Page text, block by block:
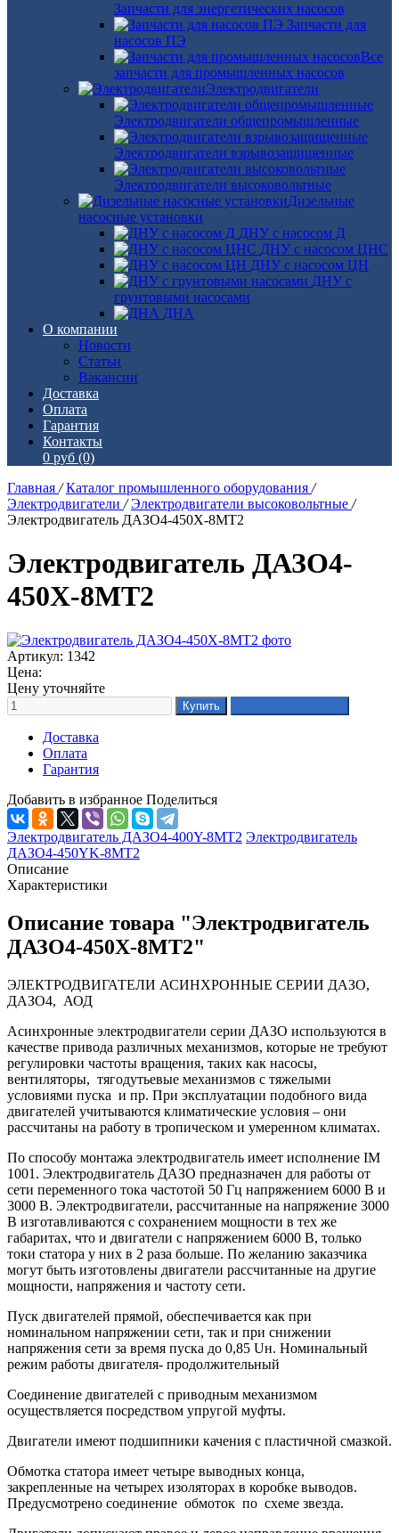
Запчасти для энергетических насосов
Запчасти для
насосов ПЭ
Все
запчасти для промышленных насосов
Электродвигатели
Электродвигатели общепромышленные
Электродвигатели взрывозащищенные
Электродвигатели высоковольтные
Дизельные
насосные установки
ДНУ с насосом Д
ДНУ с насосом ЦНС
ДНУ с насосом ЦН
ДНУ с
грунтовыми насосами
ДНА
О компании
Новости
Статьи
Вакансии
Доставка
Оплата
Гарантия
Контакты
0 руб (0)
Главная / Каталог промышленного оборудования /
Электродвигатели / Электродвигатели высоковольтные /
Электродвигатель ДАЗО4-450Х-8МТ2
Электродвигатель ДАЗО4-
450Х-8МТ2
Артикул: 1342
Цена:
Цену уточняйте
Доставка
Оплата
Гарантия
Добавить в избранное Поделиться
Электродвигатель ДАЗО4-400Y-8МТ2 Электродвигатель
ДАЗО4-450YK-8МТ2
Описание
Характеристики
Описание товара "Электродвигатель
ДАЗО4-450Х-8МТ2"
ЭЛЕКТРОДВИГАТЕЛИ АСИНХРОННЫЕ СЕРИИ ДАЗО,
ДАЗО4, АОД
Асинхронные электродвигатели серии ДАЗО используются в
качестве привода различных механизмов, которые не требуют
регулировки частоты вращения, таких как насосы,
вентиляторы, тягодутьевые механизмов с тяжелыми
условиями пуска и пр. При эксплуатации подобного вида
двигателей учитываются климатические условия – они
рассчитаны на работу в тропическом и умеренном климатах.
По способу монтажа электродвигатель имеет исполнение IM
1001. Электродвигатель ДАЗО предназначен для работы от
сети переменного тока частотой 50 Гц напряжением 6000 В и
3000 В. Электродвигатели, рассчитанные на напряжение 3000
В изготавливаются с сохранением мощности в тех же
габаритах, что и двигатели с напряжением 6000 В, только
токи статора у них в 2 раза больше. По желанию заказчика
могут быть изготовлены двигатели рассчитанные на другие
мощности, напряжения и частоту сети.
Пуск двигателей прямой, обеспечивается как при
номинальном напряжении сети, так и при снижении
напряжения сети за время пуска до 0,85 Uн. Номинальный
режим работы двигателя- продолжительный
Соединение двигателей с приводным механизмом
осуществляется посредством упругой муфты.
Двигатели имеют подшипники качения с пластичной смазкой.
Обмотка статора имеет четыре выводных конца,
закрепленные на четырех изоляторах в коробке выводов.
Предусмотрено соединение обмоток по схеме звезда.